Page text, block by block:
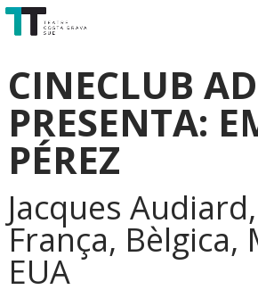
CINECLUB
PRESENTA:
PÉREZ
Jacques
França, Bèlgica,
EUA